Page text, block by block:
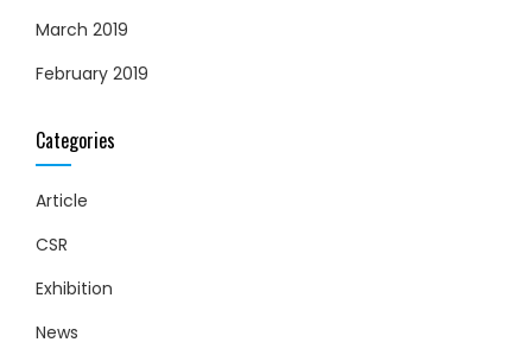
March 2019
February 2019
Categories
Article
CSR
Exhibition
News